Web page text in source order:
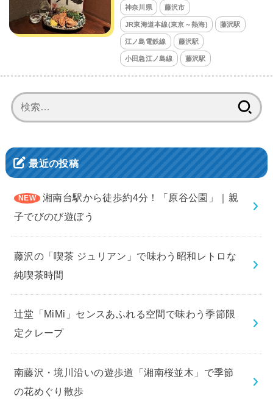
神奈川県 藤沢市
JR東海道本線(東京～熱海) 藤沢駅
江ノ島電鉄線 藤沢駅
小田急江ノ島線 藤沢駅
索:
最近の投稿
湘南台駅から徒歩約4分！「原谷公園」｜親
子でびのび遊ぼう
藤沢の「喫茶 ジュリアン」で味わう昭和レトロな
純喫茶時間
辻堂「MiMi」センスあふれる空間で味わう季節限
定クレープ
南藤沢・境川沿いの遊歩道「湘南桜並木」で季節
の花めぐり散歩